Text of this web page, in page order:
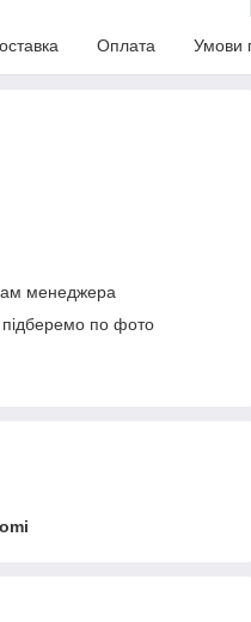
Оплата Умови
менеджера
по фото